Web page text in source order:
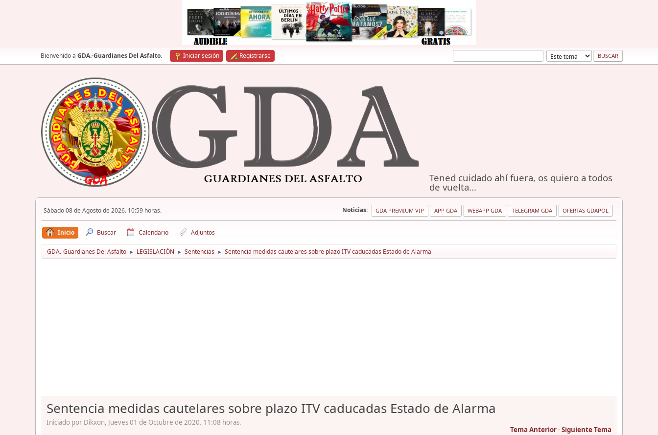
Bienvenido a GDA.-Guardianes Del Asfalto. Iniciar sesión Registrarse
Tened cuidado ahí fuera, os quiero a todos
de vuelta...
Sábado 08 de Agosto de 2026. 10:59 horas. Noticias: GDA PREMIUM VIP APP GDA WEBAPP GDA TELEGRAM GDA OFERTAS GDAPOL
Inicio Buscar Calendario Adjuntos
GDA.-Guardianes Del Asfalto ► LEGISLACIÓN ► Sentencias ► Sentencia medidas cautelares sobre plazo ITV caducadas Estado de Alarma
Sentencia medidas cautelares sobre plazo ITV caducadas Estado de Alarma
Iniciado por Dikxon, Jueves 01 de Octubre de 2020. 11:08 horas.
Tema Anterior-Siguiente Tema